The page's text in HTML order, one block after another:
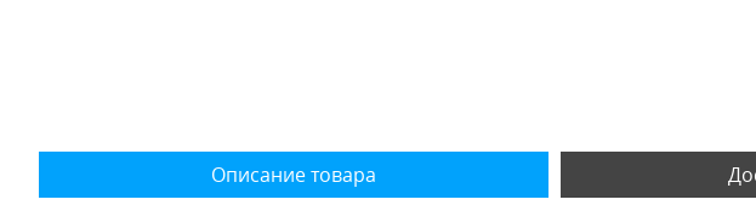
Описание товара